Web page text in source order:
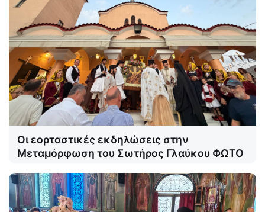
Οι εορταστικές εκδηλώσεις στην
Μεταμόρφωση του Σωτήρος Γλαύκου ΦΩΤΟ